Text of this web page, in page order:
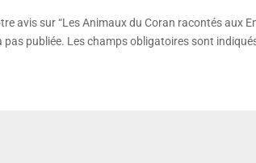
avis sur “Les Animaux du Coran racontés aux
pas publiée. Les champs obligatoires sont